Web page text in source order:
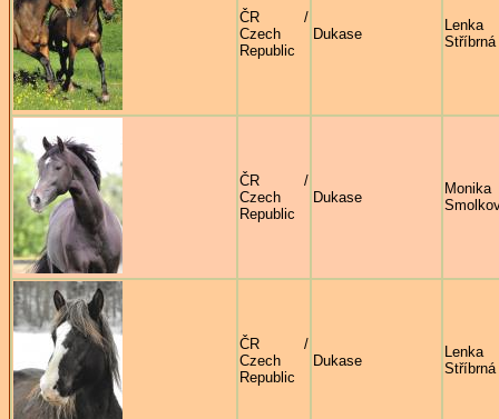
ČR /
Czech
Republic
Dukase
Lenka
Stříbrná
ČR /
Czech
Republic
Dukase
Monika
ČR /
Czech
Republic
Dukase
Lenka
Stříbrná